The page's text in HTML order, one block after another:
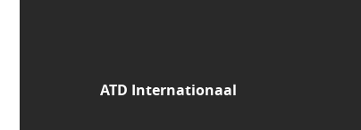
ATD Internationaal